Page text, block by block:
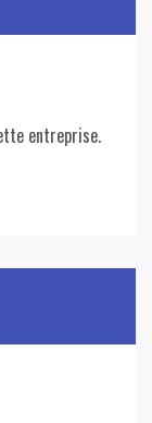
entreprise.